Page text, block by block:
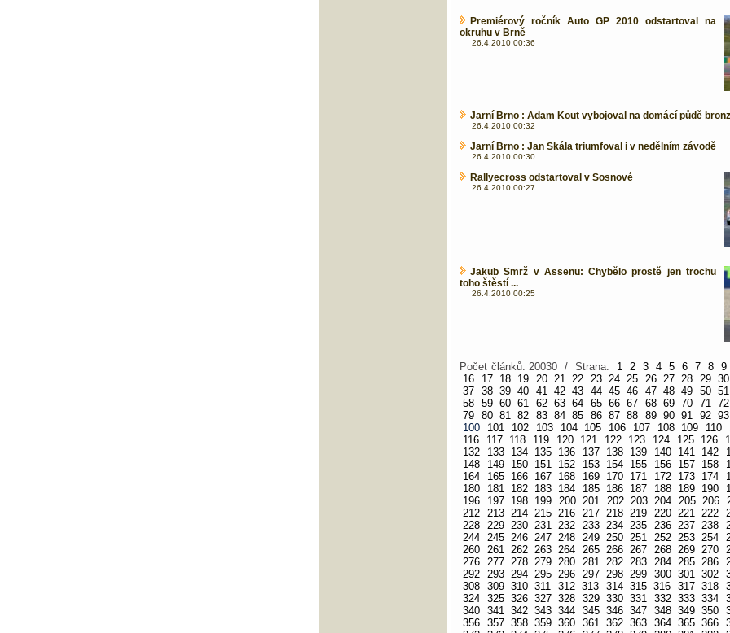
Premiérový ročník Auto GP 2010 odstartoval na
okruhu v Brně
26.4.2010 00:36
Jarní Brno : Adam Kout vybojoval na domácí půdě bronz
26.4.2010 00:32
Jarní Brno : Jan Skála triumfoval i v nedělním závodě
26.4.2010 00:30
Rallyecross odstartoval v Sosnové
26.4.2010 00:27
Jakub Smrž v Assenu: Chybělo prostě jen trochu
toho štěstí ...
26.4.2010 00:25
Počet článků: 20030 / Strana: 1 2 3 4 5 6 7 8 9
16
17 18 19 20 21 22 23 24 25 26 27 28 29 30
37 38 39 40 41 42 43 44 45 46 47 48 49 50 51
58 59 60 61 62 63 64 65 66 67 68 69 70 71 72
79 80 81 82 83 84 85 86 87 88 89 90 91 92 93
100
101 102 103 104 105 106 107 108 109 110
116
117 118 119 120 121 122 123 124 125 126
132
133 134 135 136 137 138 139 140 141 142
148
149 150 151 152 153 154 155 156 157 158
164
165 166 167 168 169 170 171 172 173 174
180
181 182 183 184 185 186 187 188 189 190
196
197 198 199 200 201 202 203 204 205 206
212 213 214 215 216 217 218 219 220 221 222
228 229 230 231 232 233 234 235 236 237 238
244 245 246 247 248 249 250 251 252 253 254
260 261 262 263 264 265 266 267 268 269 270
276 277 278 279 280 281 282 283 284 285 286
292 293 294 295 296 297 298 299 300 301 302
308 309 310 311 312 313 314 315 316 317 318
324 325 326 327 328 329 330 331 332 333 334
340 341 342 343 344 345 346 347 348 349 350
356 357 358 359 360 361 362 363 364 365 366